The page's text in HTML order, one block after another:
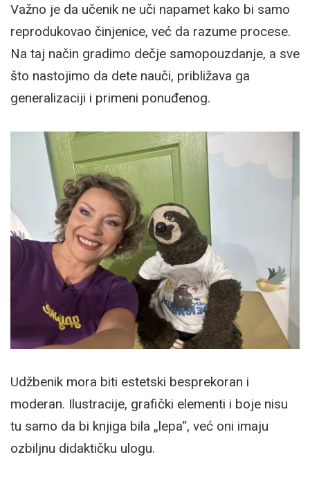
Važno je da učenik ne uči napamet kako bi samo
reprodukovao činjenice, već da razume procese.
Na taj način gradimo dečje samopouzdanje, a sve
što nastojimo da dete nauči, približava ga
generalizaciji i primeni ponuđenog.
Udžbenik mora biti estetski besprekoran i
moderan. Ilustracije, grafički elementi i boje nisu
tu samo da bi knjiga bila „lepa“, već oni imaju
ozbiljnu didaktičku ulogu.